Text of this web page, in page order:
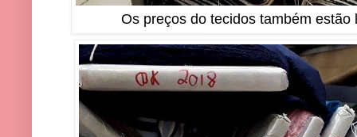
Os preços do tecidos também